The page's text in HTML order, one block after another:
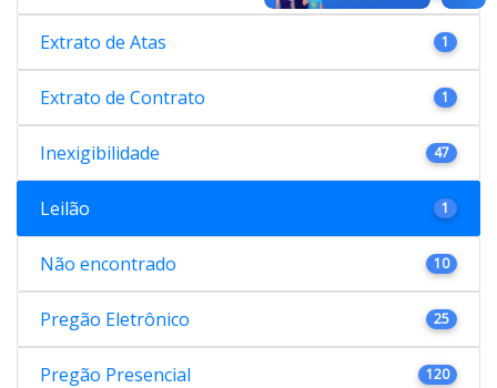
Extrato de Atas 1
Extrato de Contrato 1
Inexigibilidade 47
Leilão 1
Não encontrado 10
Pregão Eletrônico 25
Pregão Presencial 120